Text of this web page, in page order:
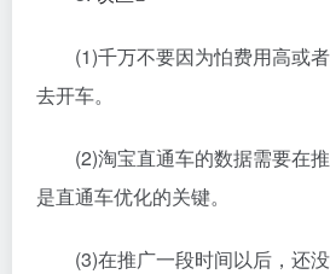
(1)千万不要因为怕费用高或者
去开车。
(2)淘宝直通车的数据需要在推
是直通车优化的关键。
(3)在推广一段时间以后，还没